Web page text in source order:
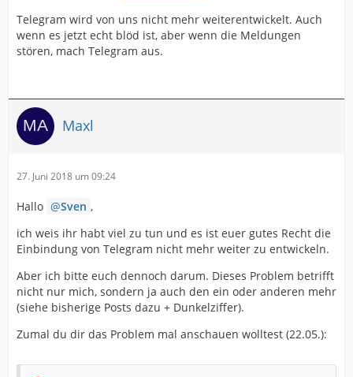
key)
at
at
EinsatzMonitorWpf.Controller.JahesStatistikController.Re
wie bekomme ich den behoben?
Danke!
Telegram wird von uns nicht mehr weiterentwickelt. Auch
wenn es jetzt echt blöd ist, aber wenn die Meldungen
stören, mach Telegram aus.
Maxl
27. Juni 2018 um 09:24
Hallo Sven ,
ich weis ihr habt viel zu tun und es ist euer gutes Recht die
Einbindung von Telegram nicht mehr weiter zu entwickeln.
Aber ich bitte euch dennoch darum. Dieses Problem betrifft
nicht nur mich, sondern ja auch den ein oder anderen mehr
(siehe bisherige Posts dazu + Dunkelziffer).
Zumal du dir das Problem mal anschauen wolltest (22.05.):